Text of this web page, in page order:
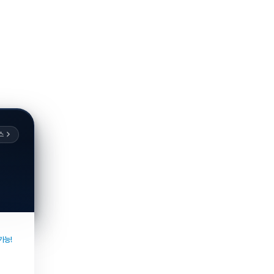
능!